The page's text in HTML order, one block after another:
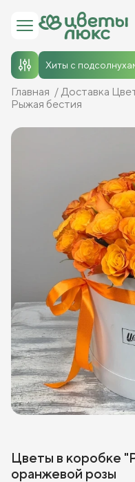
Хиты с
Главная Доставка
Рыжая бестия
Цветы в коробке
оранжевой розы